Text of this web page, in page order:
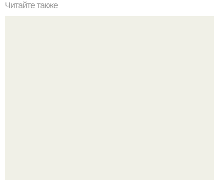
Читайте также